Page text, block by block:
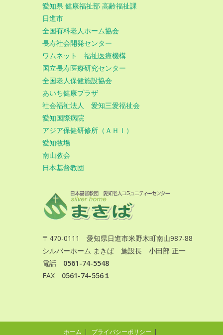
愛知県 健康福祉部 高齢福祉課
日進市
全国有料老人ホーム協会
長寿社会開発センター
ワムネット 福祉医療機構
国立長寿医療研究センター
全国老人保健施設協会
あいち健康プラザ
社会福祉法人 愛知三愛福祉会
愛知国際病院
アジア保健研修所（ＡＨＩ）
愛知牧場
南山教会
日本基督教団
〒470-0111 愛知県日進市米野木町南山987-88
シルバーホーム まきば 施設長 小田部 正一
電話 0561-74-5548
FAX 0561-74-556１
ホーム プライバシーポリシー